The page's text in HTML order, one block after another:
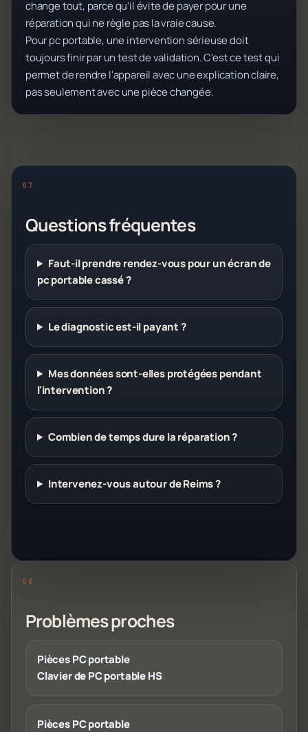
change tout, parce qu'il évite de payer pour une
réparation qui ne règle pas la vraie cause.
Pour pc portable, une intervention sérieuse doit
toujours finir par un test de validation. C'est ce test qui
permet de rendre l'appareil avec une explication claire,
pas seulement avec une pièce changée.
Questions fréquentes
Faut-il prendre rendez-vous pour un écran de
pc portable cassé ?
Le diagnostic est-il payant ?
Mes données sont-elles protégées pendant
l'intervention ?
Combien de temps dure la réparation ?
Intervenez-vous autour de Reims ?
Problèmes proches
Pièces PC portable
Clavier de PC portable HS
Pièces PC portable